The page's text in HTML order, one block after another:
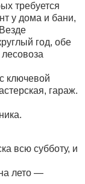
требуется
у дома и бани,
год, обе
ключевой
гараж.
всю субботу, и
лето —